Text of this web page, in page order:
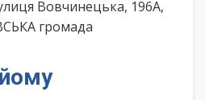
Вовчинецька, 196А,
громада